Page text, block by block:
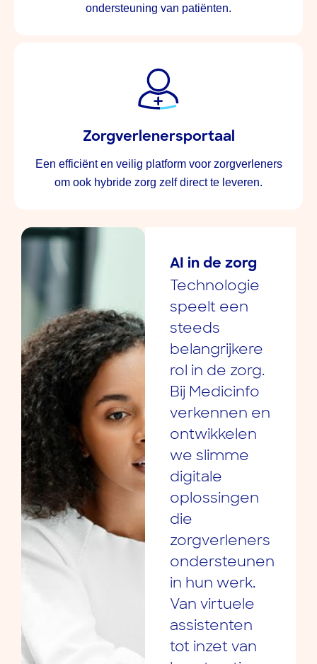
ondersteuning van patiënten.
Zorgverlenersportaal
Een efficiënt en veilig platform voor zorgverleners
om ook hybride zorg zelf direct te leveren.
AI in de zorg​
Technologie
speelt een
steeds
belangrijkere
rol in de zorg.
Bij Medicinfo
verkennen en
ontwikkelen
we slimme
digitale
oplossingen
die
zorgverleners
ondersteunen
in hun werk.
Van virtuele
assistenten
tot inzet van